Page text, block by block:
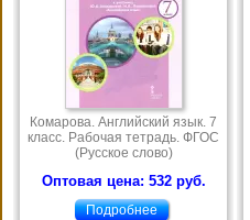
Комарова. Английский язык. 7
класс. Рабочая тетрадь. ФГОС
(Русское слово)
Оптовая цена: 532 руб.
Подробнее